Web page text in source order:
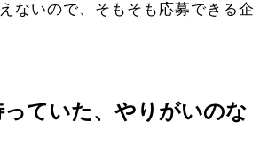
ないので、そもそも応募できる企
っていた、やりがいのな